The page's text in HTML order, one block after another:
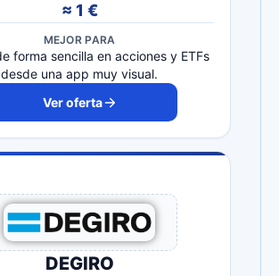
≈ 1 €
MEJOR PARA
forma sencilla en acciones y ETFs
desde una app muy visual.
Ver oferta
DEGIRO